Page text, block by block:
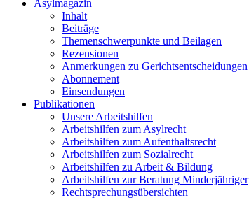
Asylmagazin
Inhalt
Beiträge
Themenschwerpunkte und Beilagen
Rezensionen
Anmerkungen zu Gerichtsentscheidungen
Abonnement
Einsendungen
Publikationen
Unsere Arbeitshilfen
Arbeitshilfen zum Asylrecht
Arbeitshilfen zum Aufenthaltsrecht
Arbeitshilfen zum Sozialrecht
Arbeitshilfen zu Arbeit & Bildung
Arbeitshilfen zur Beratung Minderjähriger
Rechtsprechungsübersichten